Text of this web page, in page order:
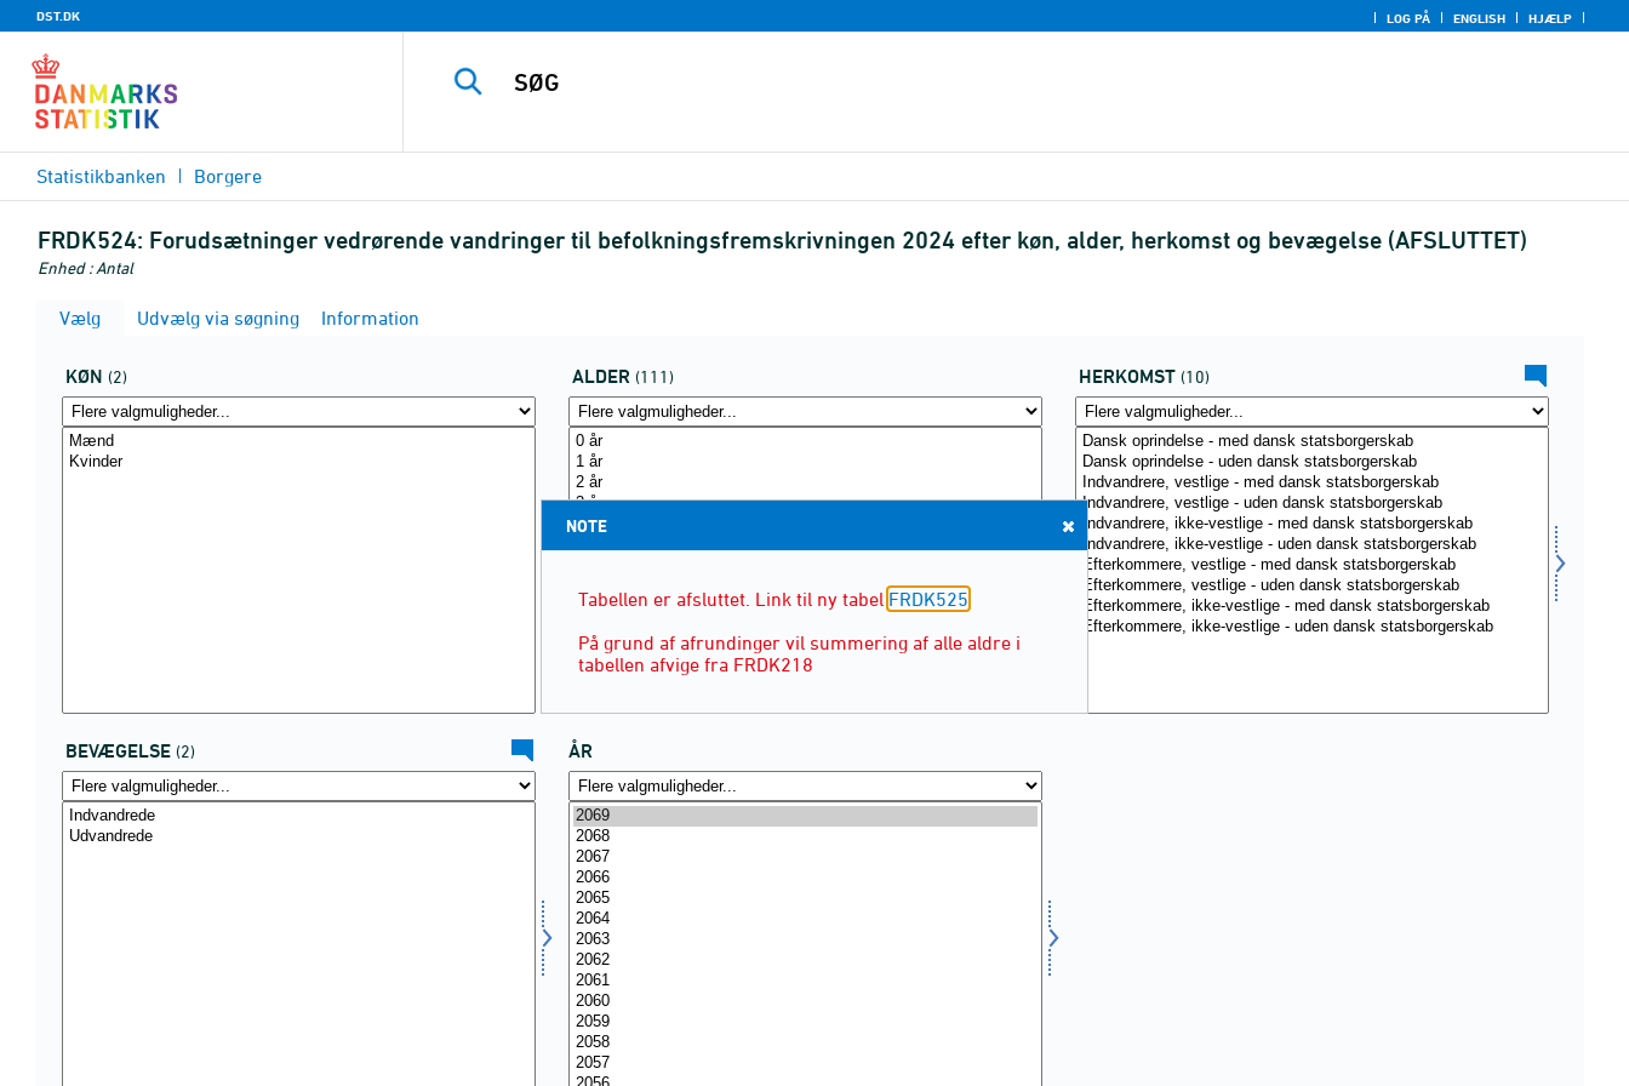
DST.DK LOG PÅ ENGLISH HJÆLP
Statistikbanken Borgere
FRDK524: Forudsætninger vedrørende vandringer til befolkningsfremskrivningen 2024 efter køn, alder, herkomst og bevægelse (AFSLUTTET)
Enhed : Antal
Vælg Udvælg via søgning Information
KØN (2) ALDER (111) HERKOMST (10)
BEVÆGELSE (2) ÅR
NOTE
Tabellen er afsluttet. Link til ny tabel FRDK525
På grund af afrundinger vil summering af alle aldre i
tabellen afvige fra FRDK218